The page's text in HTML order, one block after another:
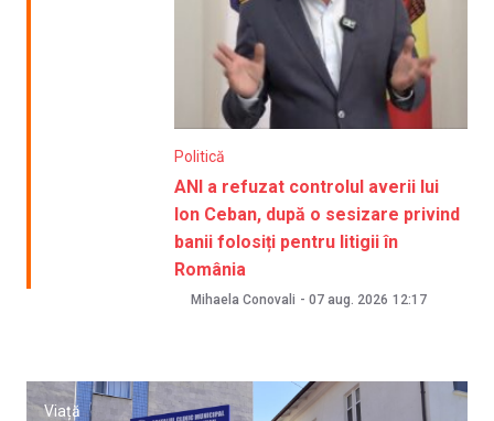
Politică
ANI a refuzat controlul averii lui
Ion Ceban, după o sesizare privind
banii folosiți pentru litigii în
România
Mihaela Conovali - 07 aug. 2026 12:17
Viață